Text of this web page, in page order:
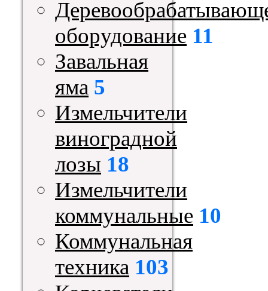
оборудование 11
Завальная
яма 5
Измельчители
виноградной
лозы 18
Измельчители
коммунальные 10
Коммунальная
техника 103